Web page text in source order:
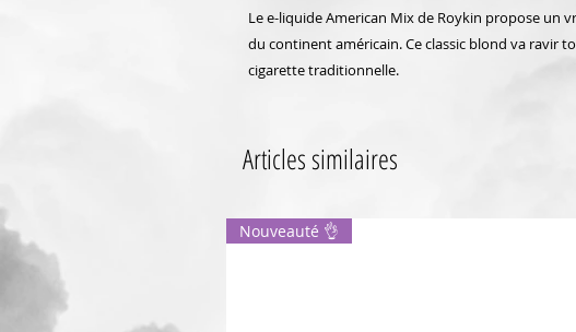
Le e-liquide American Mix de Roykin propose un
du continent américain. Ce classic blond va ravir
cigarette traditionnelle.
Articles similaires
Nouveauté 👌